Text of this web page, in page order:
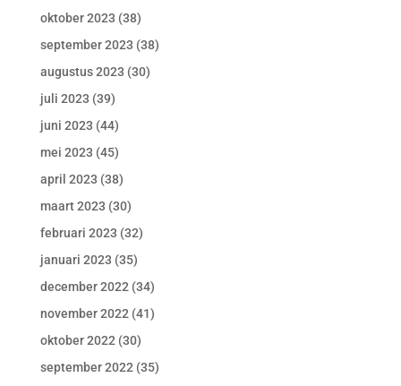
oktober 2023 (38)
september 2023 (38)
augustus 2023 (30)
juli 2023 (39)
juni 2023 (44)
mei 2023 (45)
april 2023 (38)
maart 2023 (30)
februari 2023 (32)
januari 2023 (35)
december 2022(34)
november 2022(41)
oktober 2022(30)
september 2022(35)